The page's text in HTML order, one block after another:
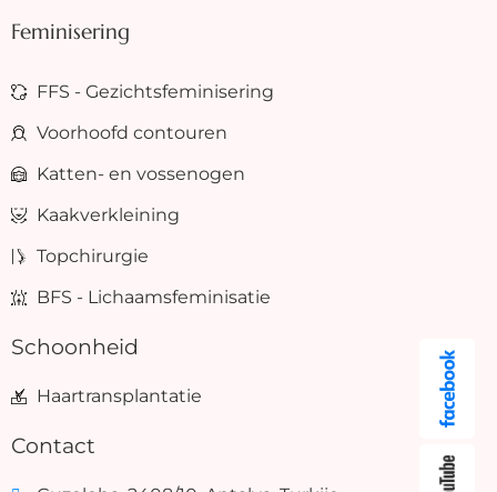
Feminisering
FFS - Gezichtsfeminisering
Voorhoofd contouren
Katten- en vossenogen
Kaakverkleining
Topchirurgie
BFS - Lichaamsfeminisatie
Schoonheid
Haartransplantatie
Contact